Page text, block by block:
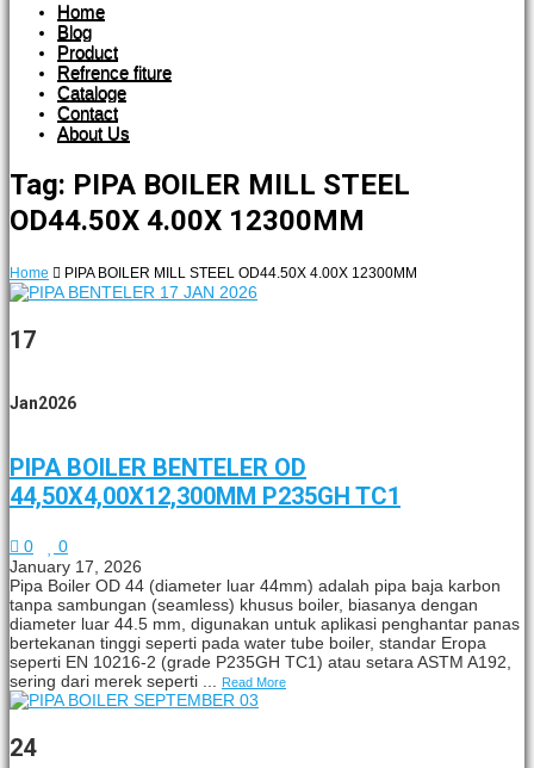
Home
Blog
Product
Refrence fiture
Cataloge
Contact
About Us
Tag: PIPA BOILER MILL STEEL
OD44.50X 4.00X 12300MM
Home PIPA BOILER MILL STEEL OD44.50X 4.00X 12300MM
17
Jan2026
PIPA BOILER BENTELER OD
44,50X4,00X12,300MM P235GH TC1
0
0
January 17, 2026
Pipa Boiler OD 44 (diameter luar 44mm) adalah pipa baja karbon
tanpa sambungan (seamless) khusus boiler, biasanya dengan
diameter luar 44.5 mm, digunakan untuk aplikasi penghantar panas
bertekanan tinggi seperti pada water tube boiler, standar Eropa
seperti EN 10216-2 (grade P235GH TC1) atau setara ASTM A192,
sering dari merek seperti ...
Read More
24